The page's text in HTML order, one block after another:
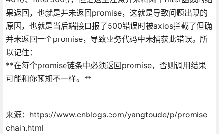
果返回，也就是并未返回promise，这就是导致问题出现的
原因，也就是当后端接口报了500错误时被axios拦截了但确
并未返回一个promise，导致业务代码中未捕获此错误。所
以记住：
**在每个promise链条中必须返回promise，否则调用结果
可能和你预期不一样。**
来源：https://www.cnblogs.com/yangtoude/p/promise-
chain.html